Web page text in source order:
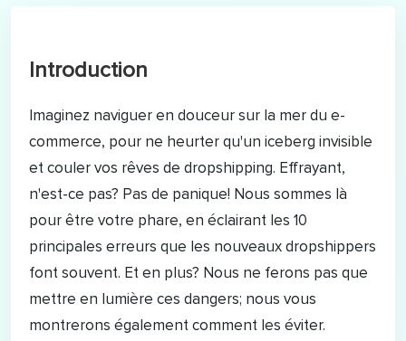
Introduction
Imaginez naviguer en douceur sur la mer du e-
commerce, pour ne heurter qu'un iceberg invisible
et couler vos rêves de dropshipping. Effrayant,
n'est-ce pas? Pas de panique! Nous sommes là
pour être votre phare, en éclairant les 10
principales erreurs que les nouveaux dropshippers
font souvent. Et en plus? Nous ne ferons pas que
mettre en lumière ces dangers; nous vous
montrerons également comment les éviter.